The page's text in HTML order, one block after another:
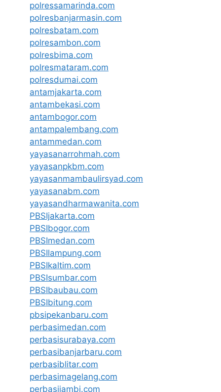
polressamarinda.com
polresbanjarmasin.com
polresbatam.com
polresambon.com
polresbima.com
polresmataram.com
polresdumai.com
antamjakarta.com
antambekasi.com
antambogor.com
antampalembang.com
antammedan.com
yayasanarrohmah.com
yayasanpkbm.com
yayasanmambaulirsyad.com
yayasanabm.com
yayasandharmawanita.com
PBSIjakarta.com
PBSIbogor.com
PBSImedan.com
PBSIlampung.com
PBSIkaltim.com
PBSIsumbar.com
PBSIbaubau.com
PBSIbitung.com
pbsipekanbaru.com
perbasimedan.com
perbasisurabaya.com
perbasibanjarbaru.com
perbasiblitar.com
perbasimagelang.com
perbasijambi.com